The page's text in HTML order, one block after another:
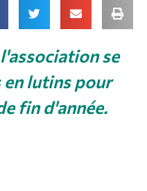
se
lutins pour
fin d'année.